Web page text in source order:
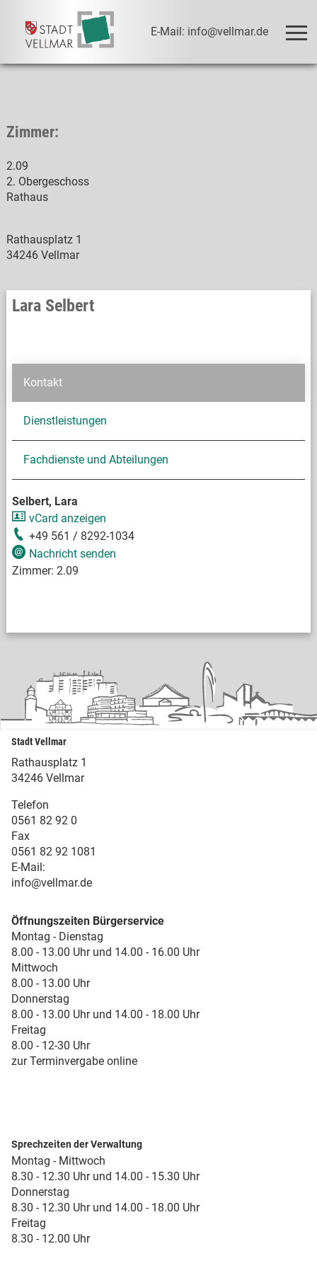
E-Mail: info@vellmar.de
Zimmer:
2.09
2. Obergeschoss
Rathaus
Rathausplatz 1
34246 Vellmar
Lara Selbert
Kontakt
Dienstleistungen
Fachdienste und Abteilungen
Selbert, Lara
vCard anzeigen
+49 561 / 8292-1034
Nachricht senden
Zimmer: 2.09
Stadt Vellmar
Rathausplatz 1
34246 Vellmar
Telefon
0561 82 92 0
Fax
0561 82 92 1081
E-Mail:
info@vellmar.de
Öffnungszeiten Bürgerservice
Montag - Dienstag
8.00 - 13.00 Uhr und 14.00 - 16.00 Uhr
Mittwoch
8.00 - 13.00 Uhr
Donnerstag
8.00 - 13.00 Uhr und 14.00 - 18.00 Uhr
Freitag
8.00 - 12-30 Uhr
zur Terminvergabe online
Sprechzeiten der Verwaltung
Montag - Mittwoch
8.30 - 12.30 Uhr und 14.00 - 15.30 Uhr
Donnerstag
8.30 - 12.30 Uhr und 14.00 - 18.00 Uhr
Freitag
8.30 - 12.00 Uhr